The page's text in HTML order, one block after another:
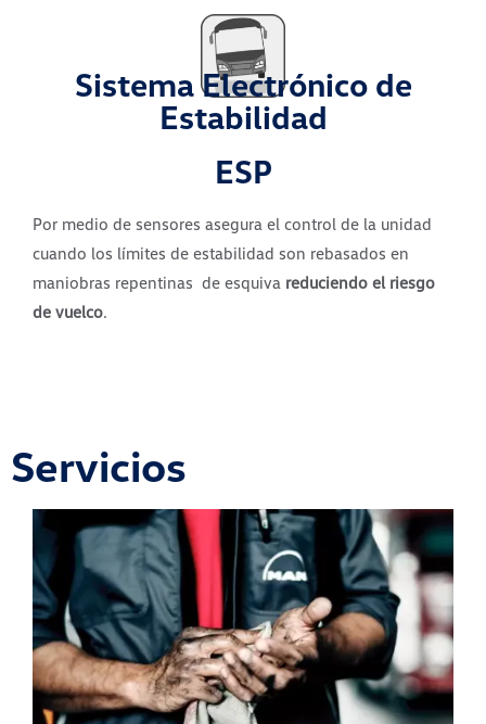
Sistema Electrónico de
Estabilidad
ESP
Por medio de sensores asegura el control de la unidad
cuando los límites de estabilidad son rebasados en
maniobras repentinas de esquiva reduciendo el riesgo
de vuelco.
Servicios